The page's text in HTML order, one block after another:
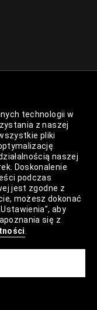
technologii w
z naszej
pliki
naszej
Doskonalenie
podczas
jest zgodne z
możesz dokonać
aby
się z